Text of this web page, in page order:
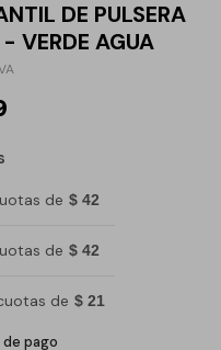
DE PULSERA
VERDE AGUA
de $ 42
de $ 42
de $ 21
pago